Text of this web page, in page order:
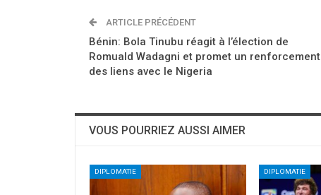
ARTICLE PRÉCÉDENT
Bénin: Bola Tinubu réagit à l’élection de
Romuald Wadagni et promet un renforcement
des liens avec le Nigeria
VOUS POURRIEZ AUSSI AIMER
DIPLOMATIE DIPLOMATIE